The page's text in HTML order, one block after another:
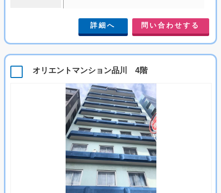
詳細へ 問い合わせする
オリエントマンション品川 4階